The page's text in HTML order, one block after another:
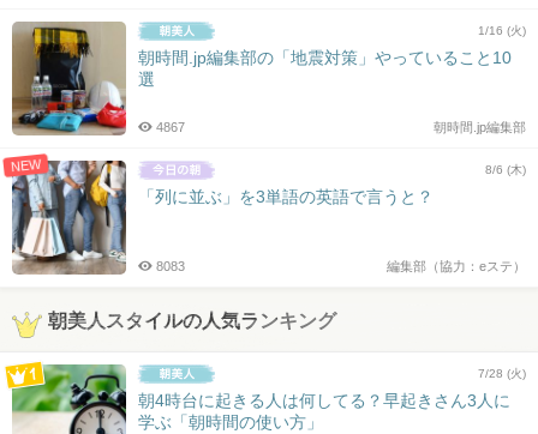
1/16 (火)
朝時間.jp編集部の「地震対策」やっていること10
選
朝時間.jp編集部
4867
NEW 8/6 (木)
「列に並ぶ」を3単語の英語で言うと？
編集部（協力：eステ）
8083
朝美人スタイルの人気ランキング
7/28 (火)
朝4時台に起きる人は何してる？早起きさん3人に
学ぶ「朝時間の使い方」